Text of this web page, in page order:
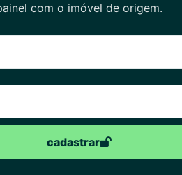
com o imóvel de origem.
cadastrar